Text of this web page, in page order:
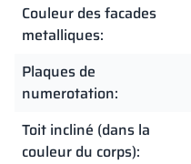
Couleur des facades
metalliques:
Plaques de
numerotation:
Toit incliné (dans la
couleur du corps):